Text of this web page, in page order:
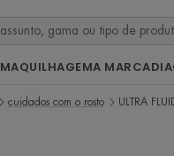
MAQUILHAGEMA MARCA
cuidados com o rosto ULTRA